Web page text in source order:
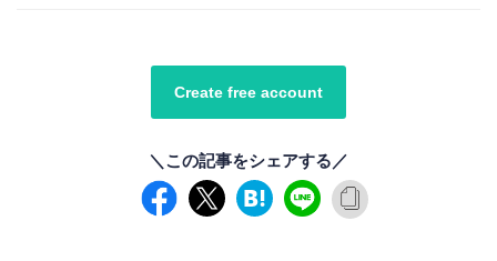
Create free account
＼この記事をシェアする／